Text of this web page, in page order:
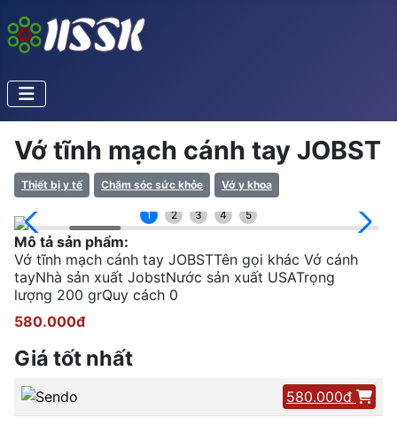
Vớ tĩnh mạch cánh tay JOBST
Thiết bị y tế Chăm sóc sức khỏe Vớ y khoa
1 2 3 4 5
Mô tả sản phẩm:
Vớ tĩnh mạch cánh tay JOBSTTên gọi khác Vớ cánh
tayNhà sản xuất JobstNước sản xuất USATrọng
lượng 200 grQuy cách 0
580.000đ
Giá tốt nhất
580.000đ